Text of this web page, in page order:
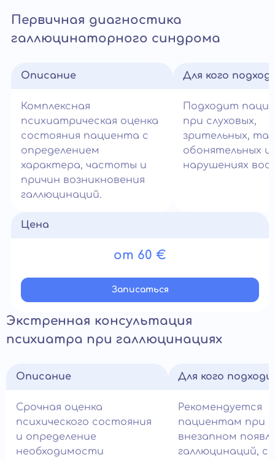
Первичная диагностика
галлюцинаторного синдрома
Описание
Комплексная
психиатрическая оценка
состояния пациента с
определением
характера, частоты и
причин возникновения
галлюцинаций.
Для кого
Подходит
при слуховых,
зрительных,
обонятельных и
нарушениях
Цена
от 60 €
Записатьcя
Экстренная консультация
психиатра при галлюцинациях
Описание
Срочная оценка
психического состояния
и определение
необходимости
Для кого
Рекомендуется
пациентам при
внезапном
галлюцинаций,